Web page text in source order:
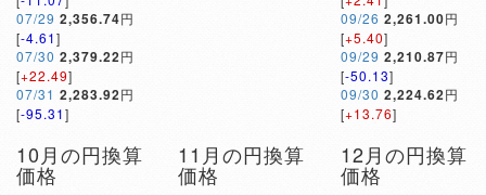
07/29 2,356.74円
[-4.61]
07/30 2,379.22円
[+22.49]
07/31 2,283.92円
[-95.31]
09/26 2,261.00円
[+5.40]
09/29 2,210.87円
[-50.13]
09/30 2,224.62円
[+13.76]
10月の円換算
価格
11月の円換算
価格
12月の円換算
価格